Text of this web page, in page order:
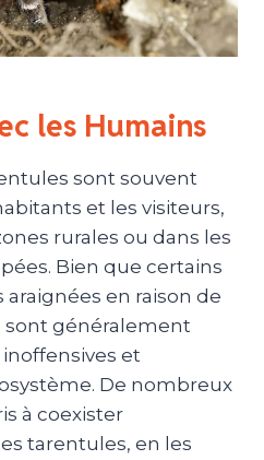
les Humains
sont souvent
et les visiteurs,
rurales ou dans les
Bien que certains
en raison de
sont généralement
et
De nombreux
à coexister
tarentules, en les